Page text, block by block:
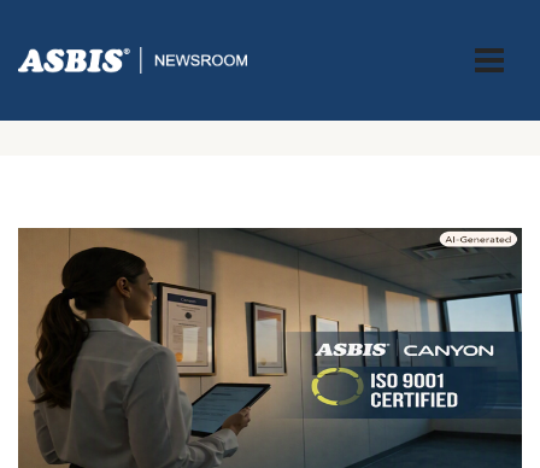
Blog Two Col Right Sidebar